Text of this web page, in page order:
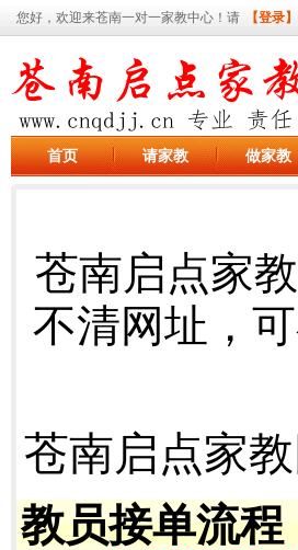
您好，欢迎来苍南一对一家教中心！请 【登录】
首页 请家教 做家教
苍南启点家
不清网址，
苍南启点家
教员接单流程